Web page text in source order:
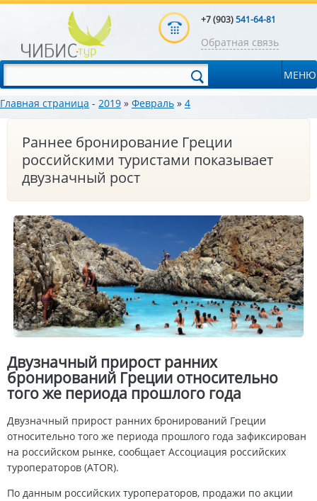
+7 (903)541-64-81
Обратная связь
МЕНЮ
Главная страница - 2019 » Февраль » 4
Раннее бронирование Греции
российскими туристами показывает
двузначный рост
Двузначный прирост ранних
бронирований Греции относительно
того же периода прошлого года
Двузначный прирост ранних бронирований Греции
относительно того же периода прошлого года зафиксирован
на российском рынке, сообщает Ассоциация российских
туроператоров (ATOR).
По данным российских туроператоров, продажи по акции